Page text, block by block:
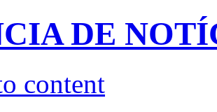
DE
content